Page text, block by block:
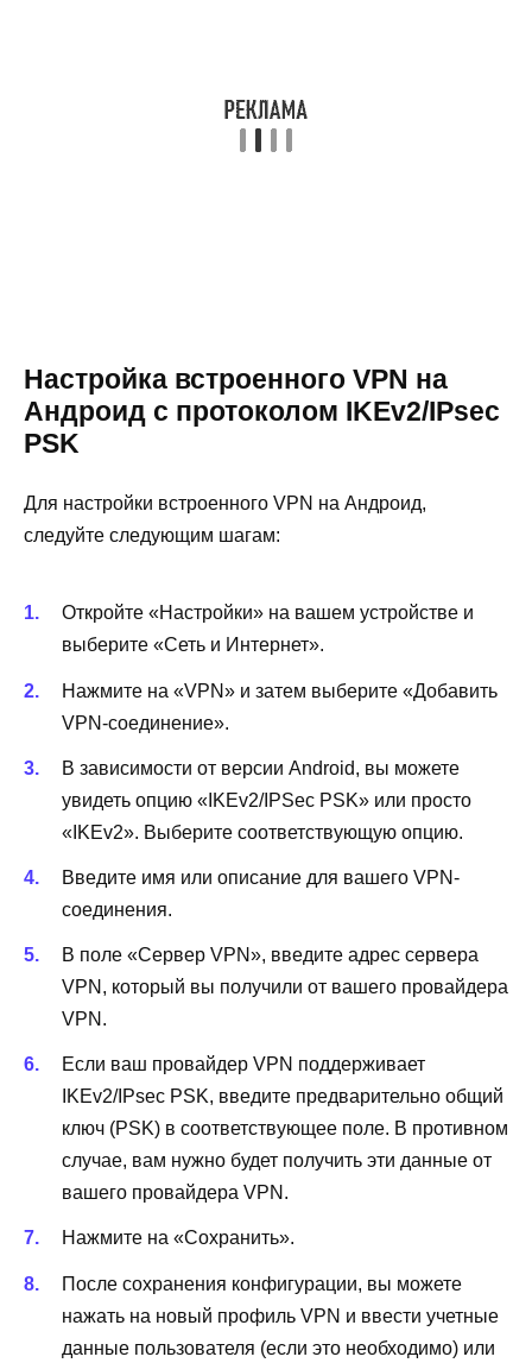
Настройка встроенного VPN на
Андроид с протоколом IKEv2/IPsec
PSK
Для настройки встроенного VPN на Андроид,
следуйте следующим шагам:
Откройте «Настройки» на вашем устройстве и
выберите «Сеть и Интернет».
Нажмите на «VPN» и затем выберите «Добавить
VPN-соединение».
В зависимости от версии Android, вы можете
увидеть опцию «IKEv2/IPSec PSK» или просто
«IKEv2». Выберите соответствующую опцию.
Введите имя или описание для вашего VPN-
соединения.
В поле «Сервер VPN», введите адрес сервера
VPN, который вы получили от вашего провайдера
VPN.
Если ваш провайдер VPN поддерживает
IKEv2/IPsec PSK, введите предварительно общий
ключ (PSK) в соответствующее поле. В противном
случае, вам нужно будет получить эти данные от
вашего провайдера VPN.
Нажмите на «Сохранить».
После сохранения конфигурации, вы можете
нажать на новый профиль VPN и ввести учетные
данные пользователя (если это необходимо) или